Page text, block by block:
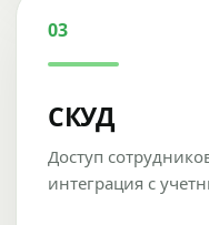
03
СКУД
Доступ
интеграция с